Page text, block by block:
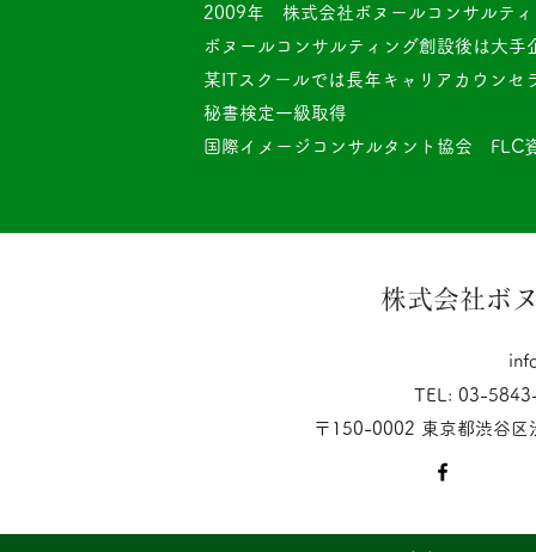
2009年 株式会社ボヌールコンサルティ
ボヌールコンサルティング創設後は大
某ITスクールでは長年キャリアカウン
秘書検定一級取得
国際イメージコンサルタント協会 FLC
株式会社ボ
TEL: 03-
〒150-0002 東京都渋谷